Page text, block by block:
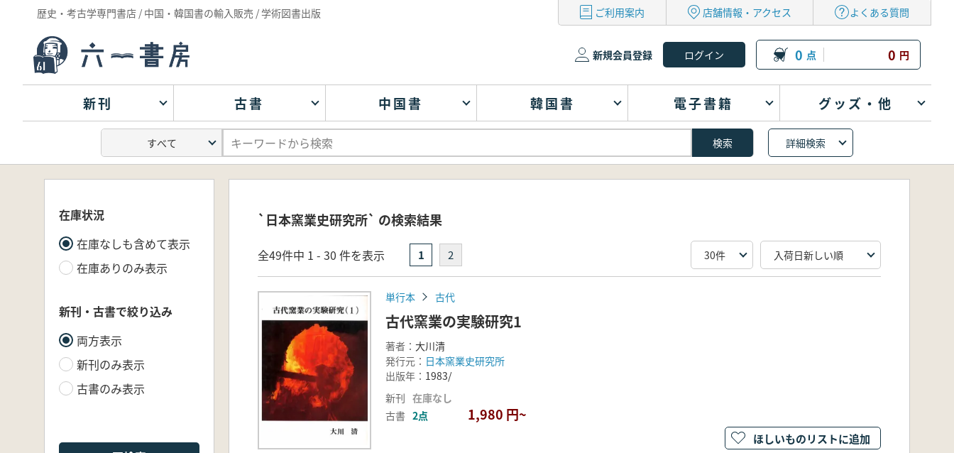
歴史・考古学専門書店 / 中国・韓国書の輸入販売 / 学術図書出版 ご利用案内 店舗情報・アクセス よくある質問
新規会員登録 0 点 0 円
新刊 古書 中国書 韓国書 電子書籍 グッズ・他
詳細検索
在庫状況
在庫なしも含めて表示
在庫ありのみ表示
新刊・古書で絞り込み
両方表示
新刊のみ表示
古書のみ表示
`日本窯業史研究所` の検索結果
全49件中 1 - 30 件を表示 1 2
単行本 古代
古代窯業の実験研究1
著者： 大川清
発行元： 日本窯業史研究所
出版年： 1983/
新刊 在庫なし
古書 2点 1,980 円~
ほしいものリストに追加